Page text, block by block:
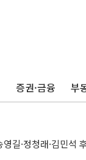
증권·금융 부
1주택자 귀환 조짐
택자…맞교환·재매
담에 하락…다우 5거
협 재개방 합의 막
책 점검 2차 회의…